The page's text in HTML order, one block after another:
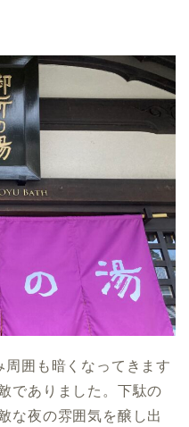
囲も暗くなってきます
でありました。下駄の
な夜の雰囲気を醸し出